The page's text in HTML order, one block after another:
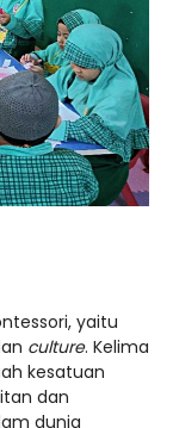
yaitu
culture. Kelima
kesatuan
dan
dunia